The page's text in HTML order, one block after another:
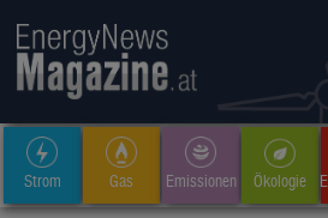
Strom Gas Emissionen Ökologie